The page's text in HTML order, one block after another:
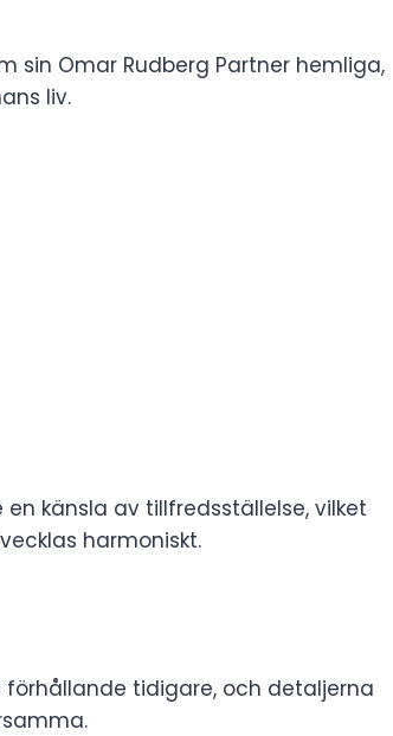
sin Omar Rudberg Partner hemliga,
liv.
känsla av tillfredsställelse, vilket
harmoniskt.
tidigare, och detaljerna